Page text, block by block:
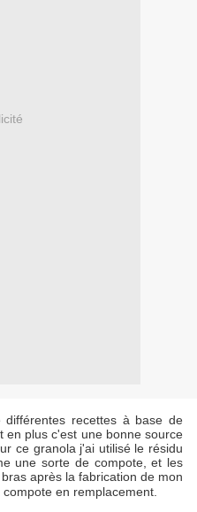
recettes à base de
en plus c'est une bonne source
ce granola j'ai utilisé le résidu
une sorte de compote, et les
après la fabrication de mon
en remplacement.